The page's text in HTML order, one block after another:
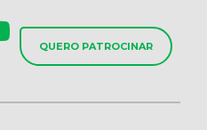
QUERO PATROCINAR